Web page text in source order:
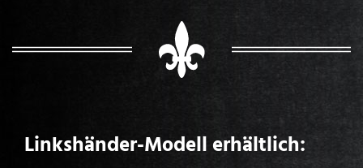
Linkshänder-Modell erhältlich: